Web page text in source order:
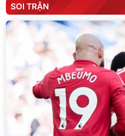
SOI TRẬN